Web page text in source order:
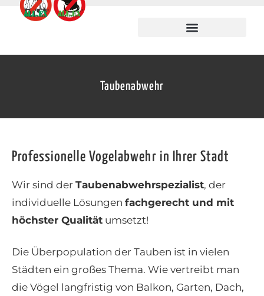
Taubenabwehr
Professionelle Vogelabwehr in Ihrer Stadt
Wir sind der Taubenabwehrspezialist, der
individuelle Lösungen fachgerecht und mit
höchster Qualität umsetzt!
Die Überpopulation der Tauben ist in vielen
Städten ein großes Thema. Wie vertreibt man
die Vögel langfristig von Balkon, Garten, Dach,